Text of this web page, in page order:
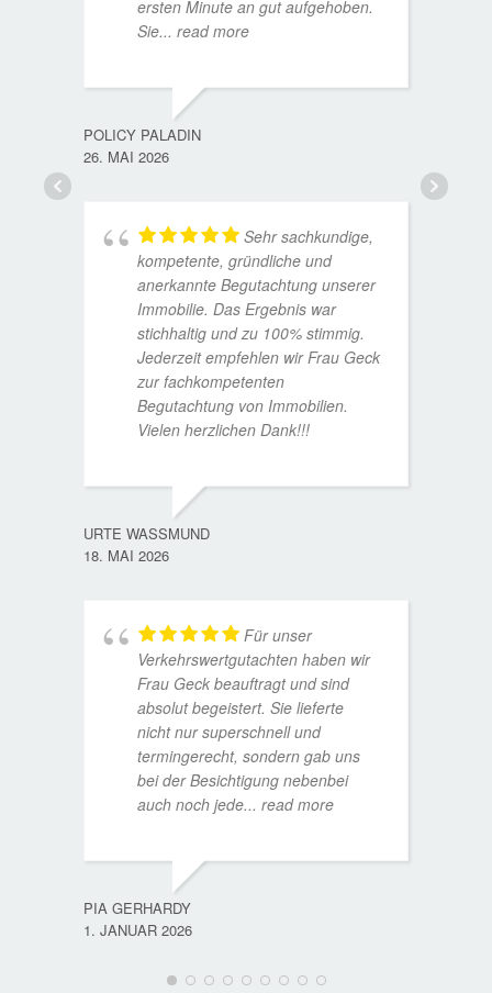
ersten Minute an gut aufgehoben.
Sie... read more
POLICY PALADIN
26. MAI 2026
Sehr sachkundige,
kompetente, gründliche und
anerkannte Begutachtung unserer
Immobilie. Das Ergebnis war
stichhaltig und zu 100% stimmig.
Jederzeit empfehlen wir Frau Geck
zur fachkompetenten
Begutachtung von Immobilien.
Vielen herzlichen Dank!!!
URTE WASSMUND
18. MAI 2026
Für unser
Verkehrswertgutachten haben wir
Frau Geck beauftragt und sind
absolut begeistert. Sie lieferte
nicht nur superschnell und
termingerecht, sondern gab uns
bei der Besichtigung nebenbei
auch noch jede... read more
PIA GERHARDY
1. JANUAR 2026